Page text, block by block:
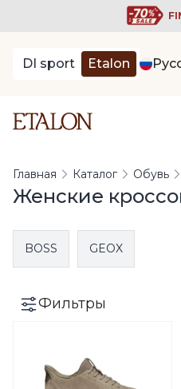
DI sport Etalon
Главная Каталог Обувь
Женские
BOSS GEOX
Фильтры